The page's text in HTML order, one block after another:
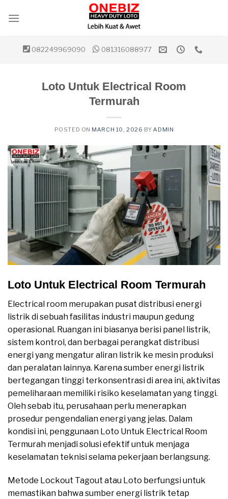
082249969090 081316088977
Loto Untuk Electrical Room
Termurah
POSTED ON MARCH 10, 2026 BYADMIN
Loto Untuk Electrical Room Termurah
Electrical room merupakan pusat distribusi energi
listrik di sebuah fasilitas industri maupun gedung
operasional. Ruangan ini biasanya berisi panel listrik,
sistem kontrol, dan berbagai perangkat distribusi
energi yang mengatur aliran listrik ke mesin produksi
dan peralatan lainnya. Karena sumber energi listrik
bertegangan tinggi terkonsentrasi di area ini, aktivitas
pemeliharaan memiliki risiko keselamatan yang tinggi.
Oleh sebab itu, perusahaan perlu menerapkan
prosedur pengendalian energi yang jelas. Dalam
kondisi ini, penggunaan Loto Untuk Electrical Room
Termurah menjadi solusi efektif untuk menjaga
keselamatan teknisi selama pekerjaan berlangsung.
Metode Lockout Tagout atau Loto berfungsi untuk
memastikan bahwa sumber energi listrik tetap